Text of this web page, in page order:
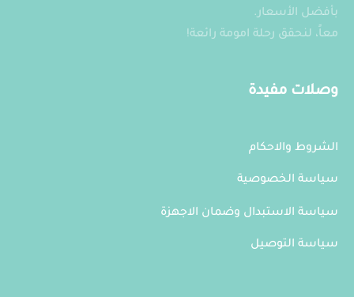
بأفضل الأسعار.
معاً، لنحقق رحلة امومة رائعة!
وصلات مفيدة
الشروط والاحكام
سياسة الخصوصية
سياسة الاستبدال وضمان الاجهزة
سياسة التوصيل